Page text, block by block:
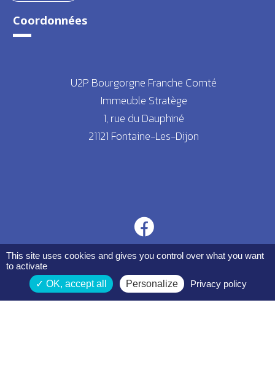
Espace membres
Coordonnées
U2P Bourgorgne Franche Comté
Immeuble Stratège
1, rue du Dauphiné
21121 Fontaine-Les-Dijon
This site uses cookies and gives you control over what you want
to activate
OK, accept all
Personalize Privacy policy